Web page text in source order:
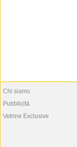
Chi siamo
Pubblicità
Vetrine Exclusive